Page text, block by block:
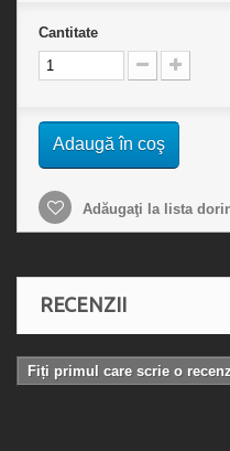
Cantitate
Adaugă în coş
Adăugaţi la lista
RECENZII
Fiți primul care scrie o